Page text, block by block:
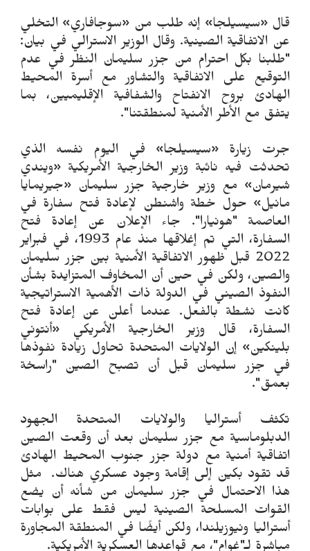
قال «سيسيلجا» إنه طلب من «سوجافاري» التخلي
عن الاتفاقية الصينية. وقال الوزير الاسترالي في بيان:
"طلبنا بكل احترام من جزر سليمان النظر في عدم
التوقيع على الاتفاقية والتشاور مع أسرة المحيط
الهادئ بروح الانفتاح والشفافية الإقليميين، بما
يتفق مع الأطر الأمنية لمنطقتنا".
جرت زيارة «سيسيلجا» في اليوم نفسه الذي
تحدثت فيه نائبة وزير الخارجية الأمريكية «ويندي
شيرمان» مع وزير خارجية جزر سليمان «جيريمايا
مانيل» حول خطة واشنطن لإعادة فتح سفارة في
العاصمة "هونيارا". جاء الإعلان عن إعادة فتح
السفارة، التي تم إغلاقها منذ عام 1993، في فبراير
2022 قبل ظهور الاتفاقية الأمنية بين جزر سليمان
والصين، ولكن في حين أن المخاوف المتزايدة بشأن
النفوذ الصيني في الدولة ذات الأهمية الاستراتيجية
كانت نشطة بالفعل. عندما أعلن عن إعادة فتح
السفارة، قال وزير الخارجية الأمريكي «أنتوني
بلينكين» إن الولايات المتحدة تحاول زيادة نفوذها
في جزر سليمان قبل أن تصبح الصين "راسخة
بعمق".
تكثف أستراليا والولايات المتحدة الجهود
الدبلوماسية مع جزر سليمان بعد أن وقعت الصين
اتفاقية أمنية مع دولة جزر جنوب المحيط الهادئ
قد تقود بكين إلى إقامة وجود عسكري هناك. مثل
هذا الاحتمال في جزر سليمان من شأنه أن يضع
القوات المسلحة الصينية ليس فقط على بوابات
أستراليا ونيوزيلندا، ولكن أيضًا في المنطقة المجاورة